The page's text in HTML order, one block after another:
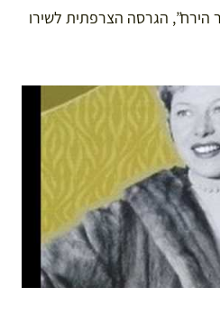
הירח”, הגרסה הצרפתית לשירו